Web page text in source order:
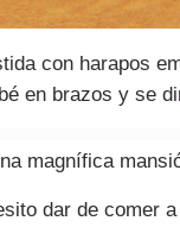
con harapos
en brazos y se
magnífica
dar de comer